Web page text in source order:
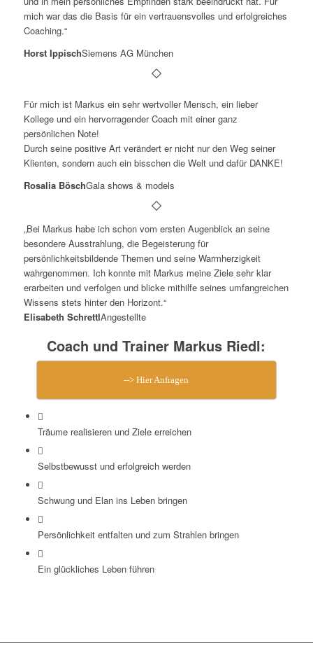
mich war das die Basis für ein vertrauensvolles und erfolgreiches
Coaching.“
Horst IppischSiemens AG München
Für mich ist Markus ein sehr wertvoller Mensch, ein lieber
Kollege und ein hervorragender Coach mit einer ganz
persönlichen Note!
Durch seine positive Art verändert er nicht nur den Weg seiner
Klienten, sondern auch ein bisschen die Welt und dafür DANKE!
Rosalia BöschGala shows & models
„Bei Markus habe ich schon vom ersten Augenblick an seine
besondere Ausstrahlung, die Begeisterung für
persönlichkeitsbildende Themen und seine Warmherzigkeit
wahrgenommen. Ich konnte mit Markus meine Ziele sehr klar
erarbeiten und verfolgen und blicke mithilfe seines umfangreichen
Wissens stets hinter den Horizont.“
Elisabeth SchrettlAngestellte
Coach und Trainer Markus Riedl:
--> Hier Anfragen
Träume realisieren und Ziele erreichen
Selbstbewusst und erfolgreich werden
Schwung und Elan ins Leben bringen
Persönlichkeit entfalten und zum Strahlen bringen
Ein glückliches Leben führen